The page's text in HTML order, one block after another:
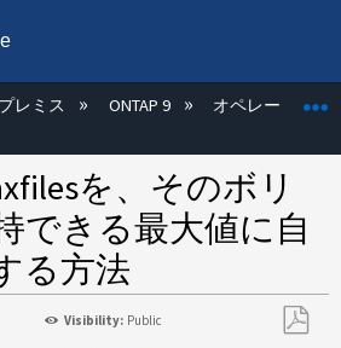
層を展開/折りたたむ
レミス ONTAP 9 オペレーティン
を、そのボリ
できる最大値に自
る方法
Visibility: Public